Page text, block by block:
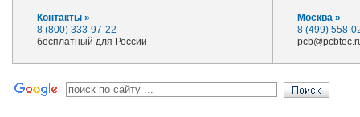
Контакты »
8 (800) 333-97-22
бесплатный для России
Москва »
8 (499) 558-